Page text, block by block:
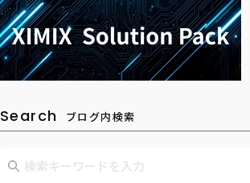
Search ブログ内検索